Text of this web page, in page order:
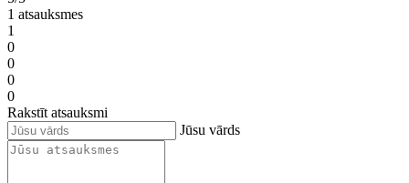
1 atsauksmes
1
0
0
0
0
Rakstīt atsauksmi
Jūsu vārds